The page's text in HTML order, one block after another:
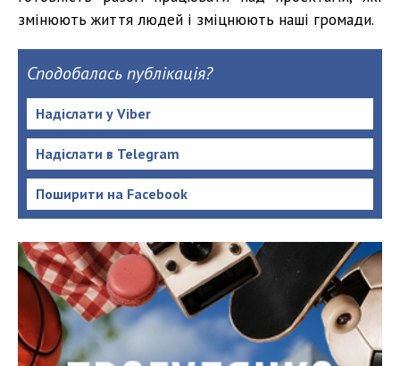
змінюють життя людей і зміцнюють наші громади.
Сподобалась публікація?
Надіслати у Viber
Надіслати в Telegram
Поширити на Facebook